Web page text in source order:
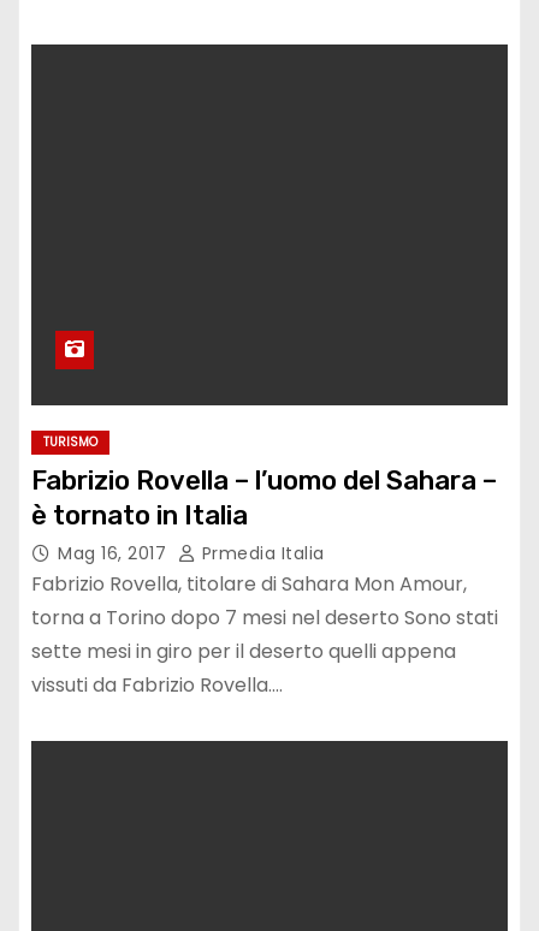
TURISMO
Fabrizio Rovella – l’uomo del Sahara –
è tornato in Italia
Mag 16, 2017 Prmedia Italia
Fabrizio Rovella, titolare di Sahara Mon Amour,
torna a Torino dopo 7 mesi nel deserto Sono stati
sette mesi in giro per il deserto quelli appena
vissuti da Fabrizio Rovella.…